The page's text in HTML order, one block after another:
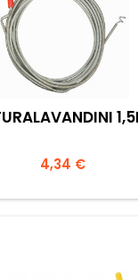
Prezzo
4,34 €